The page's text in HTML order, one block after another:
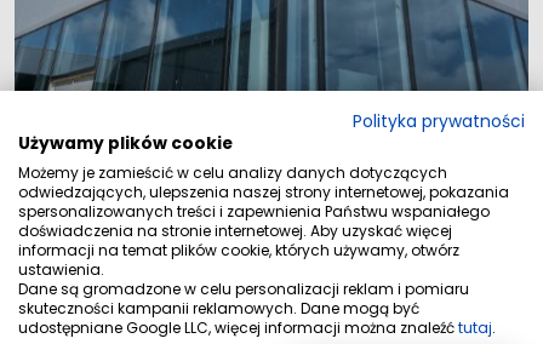
Wybierz swoje cztery ściany. Zaplanuj własny
rozwój i zainwestuj w swoją przyszłość
Polityka prywatności
Używamy plików cookie
Możemy je zamieścić w celu analizy danych dotyczących
odwiedzających, ulepszenia naszej strony internetowej, pokazania
spersonalizowanych treści i zapewnienia Państwu wspaniałego
doświadczenia na stronie internetowej. Aby uzyskać więcej
informacji na temat plików cookie, których używamy, otwórz
ustawienia.
Dane są gromadzone w celu personalizacji reklam i pomiaru
skuteczności kampanii reklamowych. Dane mogą być
udostępniane Google LLC, więcej informacji można znaleźćtutaj.